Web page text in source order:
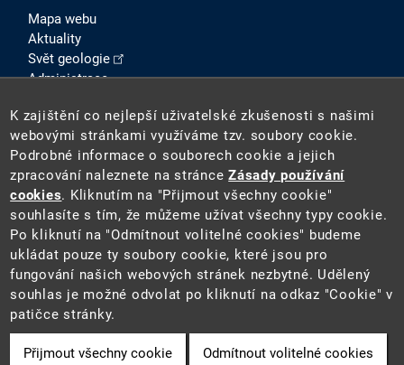
Mapa webu
Aktuality
Svět geologie
Administrace
SOCIÁLNÍ SÍTĚ
2026 ©Česká geologická služba(ČGS). ČGS je státní
příspěvkovou organizací pověřenou výkonem státní
geologické služby na území ČR.
K zajištění co nejlepší uživatelské zkušenosti s našimi
webovými stránkami využíváme tzv. soubory cookie.
Podrobné informace o souborech cookie a jejich
zpracování naleznete na stránceZásady používání
cookies. Kliknutím na "Přijmout všechny cookie"
souhlasíte s tím, že můžeme užívat všechny typy cookie.
Po kliknutí na "Odmítnout volitelné cookies" budeme
ukládat pouze ty soubory cookie, které jsou pro
fungování našich webových stránek nezbytné. Udělený
souhlas je možné odvolat po kliknutí na odkaz "Cookie" v
patičce stránky.
Přijmout všechny cookie Odmítnout volitelné cookies